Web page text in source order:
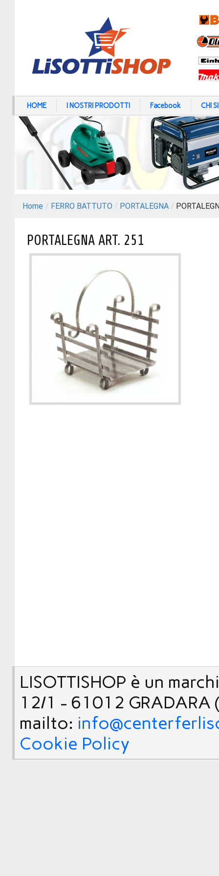
HOME I NOSTRI PRODOTTI Facebook CHI
Home / FERRO BATTUTO / PORTALEGNA /
PORTALEGNA ART. 251
LISOTTISHOP è un
12/1 - 61012
mailto:
Cookie Policy